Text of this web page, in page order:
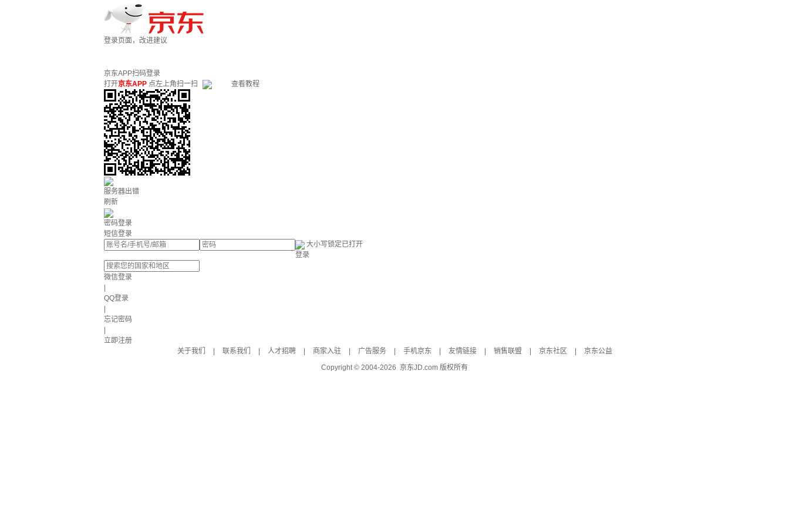
登录页面，改进建议
京东APP扫码登录
打开京东APP 点左上角扫一扫 查看教程
服务器出错
刷新
密码登录
短信登录
大小写锁定已打开
登录
微信登录
QQ登录
忘记密码
立即注册
关于我们
联系我们 人才招聘 商家入驻 广告服务 手机京东 友情链接 销售联盟 京东社区
京东公益
Copyright © 2004-2026 京东JD.com 版权所有